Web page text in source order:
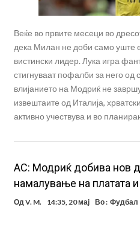
Веќе во првите месеци во
дека Милан не доби само уште
вистински лидер. Лука игра
стигнуваат пофалби за него од
влијанието на Модриќ не
извештаите од Италија,
активно учествува и во
АС: Модриќ добива нов
намалување на платата
ОдV. M. 14:35, 20 мај Во : Фудбал